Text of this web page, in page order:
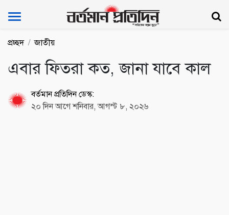
Bartoman Protidin
প্রচ্ছদ জাতীয়
এবার ফিতরা কত, জানা যাবে কাল
বর্তমান প্রতিদিন ডেস্ক:
২০ দিন আগে শনিবার, আগস্ট ৮, ২০২৬